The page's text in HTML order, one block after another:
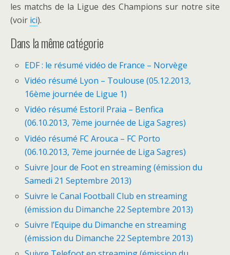
les matchs de la Ligue des Champions sur notre site
(voir ici).
Dans la même catégorie
EDF : le résumé vidéo de France – Norvège
Vidéo résumé Lyon – Toulouse (05.12.2013,
16ème journée de Ligue 1)
Vidéo résumé Estoril Praia – Benfica
(06.10.2013, 7ème journée de Liga Sagres)
Vidéo résumé FC Arouca – FC Porto
(06.10.2013, 7ème journée de Liga Sagres)
Suivre Jour de Foot en streaming (émission du
Samedi 21 Septembre 2013)
Suivre le Canal Football Club en streaming
(émission du Dimanche 22 Septembre 2013)
Suivre l’Equipe du Dimanche en streaming
(émission du Dimanche 22 Septembre 2013)